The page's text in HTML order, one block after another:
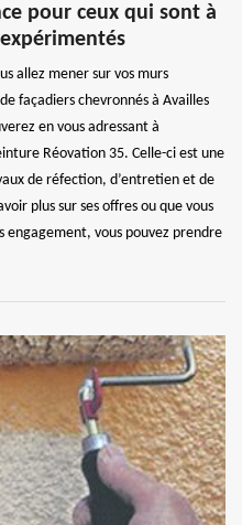
pour ceux qui sont à
allez mener sur vos murs
façadiers chevronnés à Availles
en vous adressant à
Réovation 35. Celle-ci est une
de réfection, d’entretien et de
plus sur ses offres ou que vous
engagement, vous pouvez prendre